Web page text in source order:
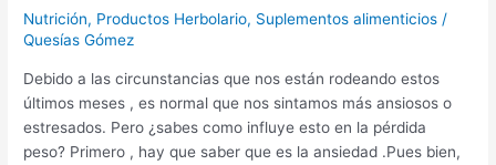
Nutrición, Productos Herbolario, Suplementos alimenticios /
Quesías Gómez
Debido a las circunstancias que nos están rodeando estos
últimos meses , es normal que nos sintamos más ansiosos o
estresados. Pero ¿sabes como influye esto en la pérdida
peso? Primero , hay que saber que es la ansiedad .Pues bien,